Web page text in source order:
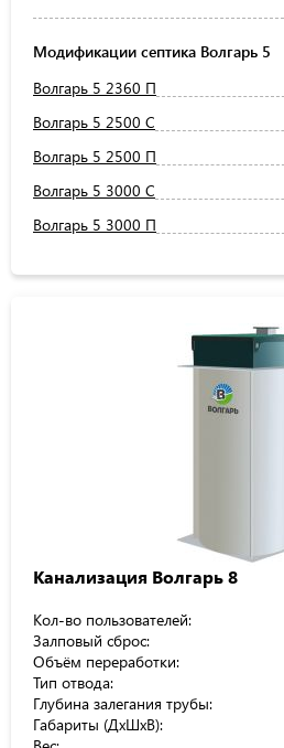
Модификации септика Волгарь 5
Волгарь 5 2360 П
Волгарь 5 2500 С
Волгарь 5 2500 П
Волгарь 5 3000 С
Волгарь 5 3000 П
Канализация Волгарь 8
Кол-во пользователей:
Залповый сброс:
Объём переработки:
Тип отвода:
Глубина залегания трубы:
Габариты (ДхШхВ):